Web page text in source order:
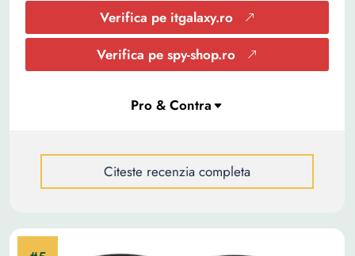
Verifica pe itgalaxy.ro
Verifica pe spy-shop.ro
Citeste recenzia completa